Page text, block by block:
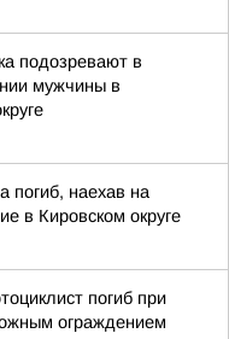
подозревают в
мужчины в
погиб, наехав на
в Кировском округе
погиб при
ограждением